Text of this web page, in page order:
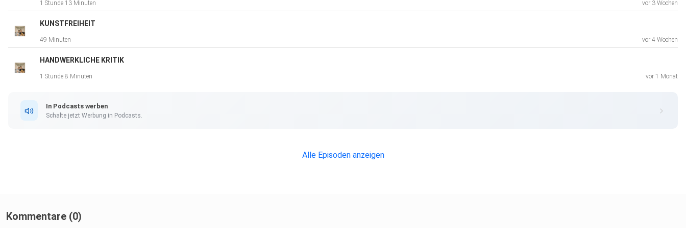
1 Stunde 13 Minuten vor 3 Wochen
KUNSTFREIHEIT
49 Minuten vor 4 Wochen
HANDWERKLICHE KRITIK
1 Stunde 8 Minuten vor 1 Monat
In Podcasts werben
Schalte jetzt Werbung in Podcasts.
Alle Episoden anzeigen
Kommentare (0)